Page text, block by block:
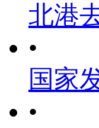
北港
•
国家
•